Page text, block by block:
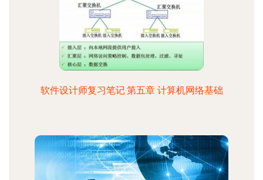
软件设计师复习笔记·第五章 计算机网络基础